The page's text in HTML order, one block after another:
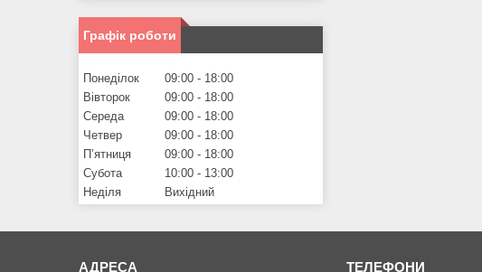
Графік роботи
Понеділок 09:00
18:00
Вівторок
09:00
18:00
Середа
09:00
18:00
Четвер
09:00
18:00
Пʼятниця
09:00
18:00
Субота
10:00
13:00
Неділя
Вихідний